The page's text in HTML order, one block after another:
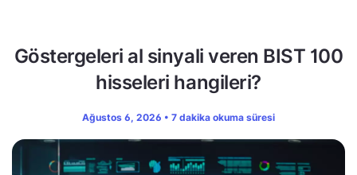
Göstergeleri al sinyali veren BIST 100
hisseleri hangileri?
Ağustos 6, 2026 • 7 dakika okuma süresi